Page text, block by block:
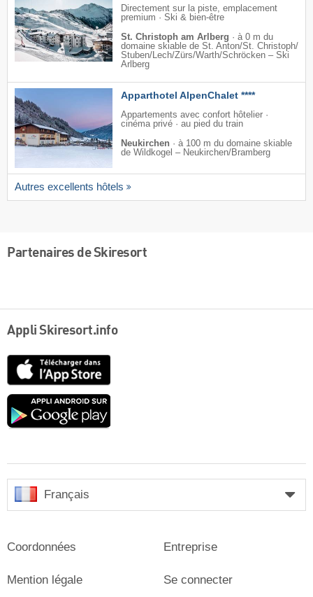
Directement sur la piste, emplacement
premium · Ski & bien-être
St. Christoph am Arlberg · à 0 m du
domaine skiable de St. Anton/​St. Christoph/​
Stuben/​Lech/​Zürs/​Warth/​Schröcken – Ski
Arlberg
Apparthotel AlpenChalet ****
Appartements avec confort hôtelier ·
cinéma privé · au pied du train
Neukirchen · à 100 m du domaine skiable
de Wildkogel – Neukirchen/​Bramberg
Autres excellents hôtels
Partenaires de Skiresort
Appli Skiresort.info
Google
Français
Coordonnées
Mention légale
Entreprise
Se connecter